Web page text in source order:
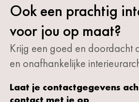
Ook een prachtig
voor jou op maat?
Krijg een goed en doordacht
en onafhankelijke
Laat je contactgegevens
contact met je op